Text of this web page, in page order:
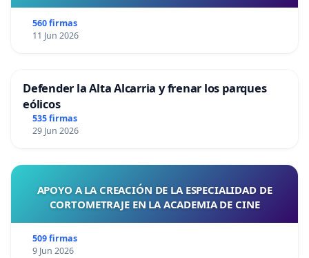
560 firmas
11 Jun 2026
Defender la Alta Alcarria y frenar los parques
eólicos
535 firmas
29 Jun 2026
APOYO A LA CREACIÓN DE LA ESPECIALIDAD DE
CORTOMETRAJE EN LA ACADEMIA DE CINE
509 firmas
9 Jun 2026